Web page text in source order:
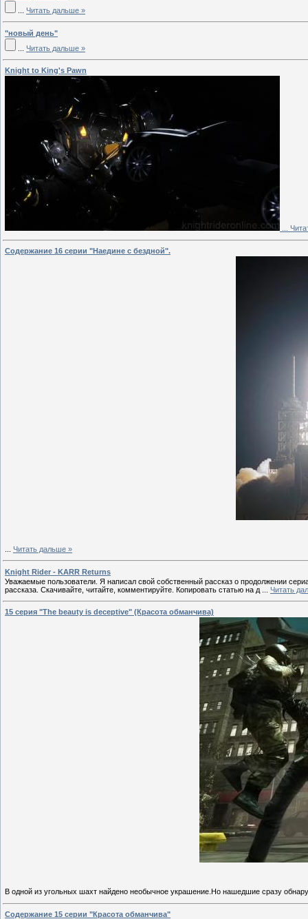
Читать дальше »
"новый день"
Читать дальше »
Knight to King's Pawn
Содержание 16 серии "Наедине с бездной".
Читать дальше »
Knight Rider - KARR Returns
Уважаемые пользователи. Я написал свой собственный рассказ о продолжении
рассказа. Скачивайте, читайте, комментируйте. Копировать статью на д
Читать
15 серия "The beauty is deceptive" (Красота обманчива)
В одной из угольных шахт найдено необычное украшение.Но нашедшие сразу
Содержание 15 серии "Красота обманчива"